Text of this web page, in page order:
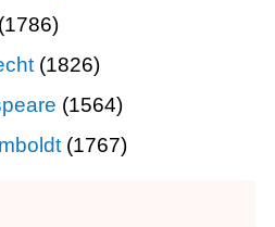
(1786)
(1826)
(1564)
(1767)